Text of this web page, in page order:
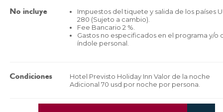
No incluye
Impuestos del tiquete y salida de los países
280 (Sujeto a cambio).
Fee Bancario 2 %.
Gastos no especificados en el programa y/o
índole personal.
Condiciones
Hotel Previsto Holiday Inn Valor de la noche
Adicional 70 usd por noche por persona.